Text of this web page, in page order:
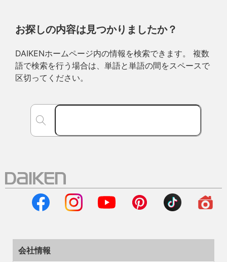
お探しの内容は見つかりましたか？
DAIKENホームページ内の情報を検索できます。 複数
語で検索を行う場合は、単語と単語の間をスペースで
区切ってください。
会社情報